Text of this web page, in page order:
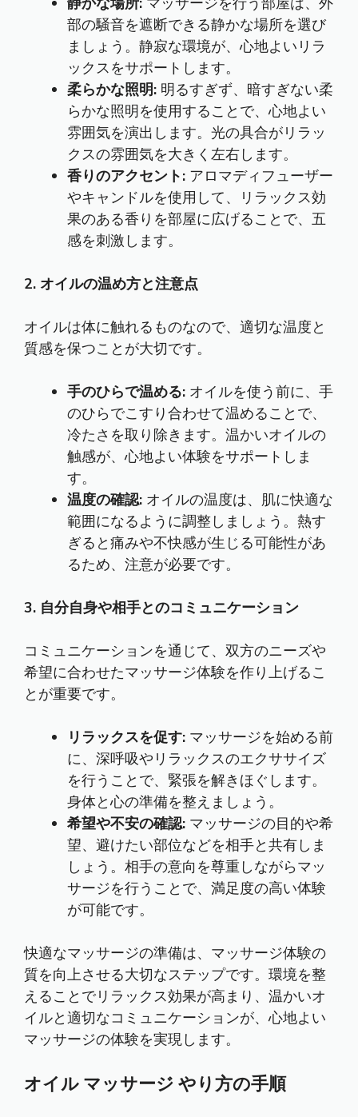
部の騒音を遮断できる静かな場所を選び
ましょう。静寂な環境が、心地よいリラ
ックスをサポートします。
柔らかな照明: 明るすぎず、暗すぎない柔
らかな照明を使用することで、心地よい
雰囲気を演出します。光の具合がリラッ
クスの雰囲気を大きく左右します。
香りのアクセント: アロマディフューザー
やキャンドルを使用して、リラックス効
果のある香りを部屋に広げることで、五
感を刺激します。
2. オイルの温め方と注意点
オイルは体に触れるものなので、適切な温度と
質感を保つことが大切です。
手のひらで温める: オイルを使う前に、手
のひらでこすり合わせて温めることで、
冷たさを取り除きます。温かいオイルの
触感が、心地よい体験をサポートしま
す。
温度の確認: オイルの温度は、肌に快適な
範囲になるように調整しましょう。熱す
ぎると痛みや不快感が生じる可能性があ
るため、注意が必要です。
3. 自分自身や相手とのコミュニケーション
コミュニケーションを通じて、双方のニーズや
希望に合わせたマッサージ体験を作り上げるこ
とが重要です。
リラックスを促す: マッサージを始める前
に、深呼吸やリラックスのエクササイズ
を行うことで、緊張を解きほぐします。
身体と心の準備を整えましょう。
希望や不安の確認: マッサージの目的や希
望、避けたい部位などを相手と共有しま
しょう。相手の意向を尊重しながらマッ
サージを行うことで、満足度の高い体験
が可能です。
快適なマッサージの準備は、マッサージ体験の
質を向上させる大切なステップです。環境を整
えることでリラックス効果が高まり、温かいオ
イルと適切なコミュニケーションが、心地よい
マッサージの体験を実現します。
オイル マッサージ やり方の手順